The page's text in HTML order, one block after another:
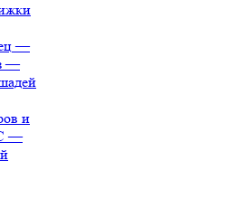
—
—
и
—